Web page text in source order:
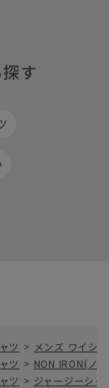
す
ツ > メンズ ワイシ
ツ > NON IRON(ノ
ツ > ジャージーシャ